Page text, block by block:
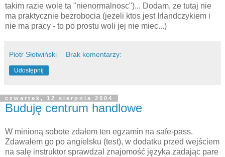
takim razie wole ta "nienormalnosc")... Dodam, ze tutaj nie
ma praktycznie bezrobocia (jezeli ktos jest Irlandczykiem i
nie ma pracy - to po prostu woli jej nie miec...)
Piotr Słotwiński Brak komentarzy:
Udostępnij
czwartek, 12 sierpnia 2004
Buduję centrum handlowe
W minioną sobote zdałem ten egzamin na safe-pass.
Zdawałem go po angielsku (test), w dodatku przed wejściem
na salę instruktor sprawdzal znajomość języka zadając pare